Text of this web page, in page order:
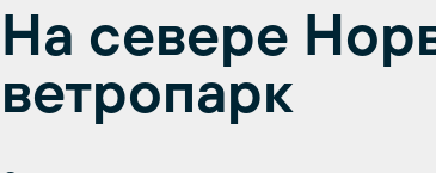
На севере
ветропарк